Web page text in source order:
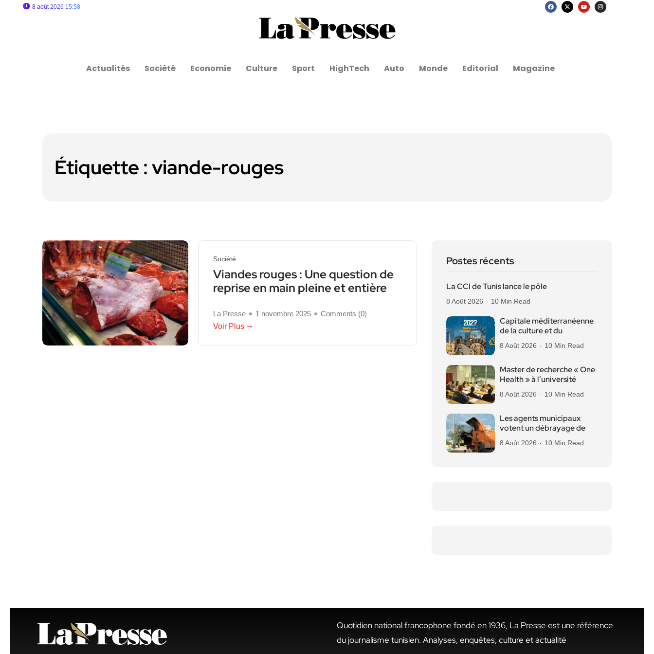
8 août 2026 15:58
Actualités Société Economie Culture Sport HighTech Auto Monde Editorial Magazine
Étiquette :viande-rouges
Société
Viandes rouges : Une question de
reprise en main pleine et entière
La Presse 1 novembre 2025 Comments (0)
Voir Plus
Postes récents
La CCI de Tunis lance le pôle
8 Août 2026 10 Min Read
Capitale méditerranéenne
de la culture et du
8 Août 2026 10 Min Read
Master de recherche « One
Health » à l’université
8 Août 2026 10 Min Read
Les agents municipaux
votent un débrayage de
8 Août 2026 10 Min Read
Quotidien national francophone fondé en 1936, La Presse est une référence
du journalisme tunisien. Analyses, enquêtes, culture et actualité